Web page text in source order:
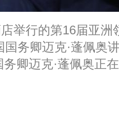
举行的第16届亚洲
国务卿迈克·蓬佩奥
务卿迈克·蓬佩奥正